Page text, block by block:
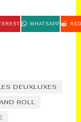
WHATSAPP
DEUXLUXES
ROLL